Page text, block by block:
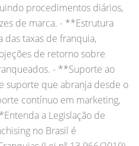
procedimentos diários,
de marca. - **Estrutura
taxas de franquia,
de retorno sobre
- **Suporte ao
suporte que abranja desde o
contínuo em marketing,
a Legislação de
no Brasil é